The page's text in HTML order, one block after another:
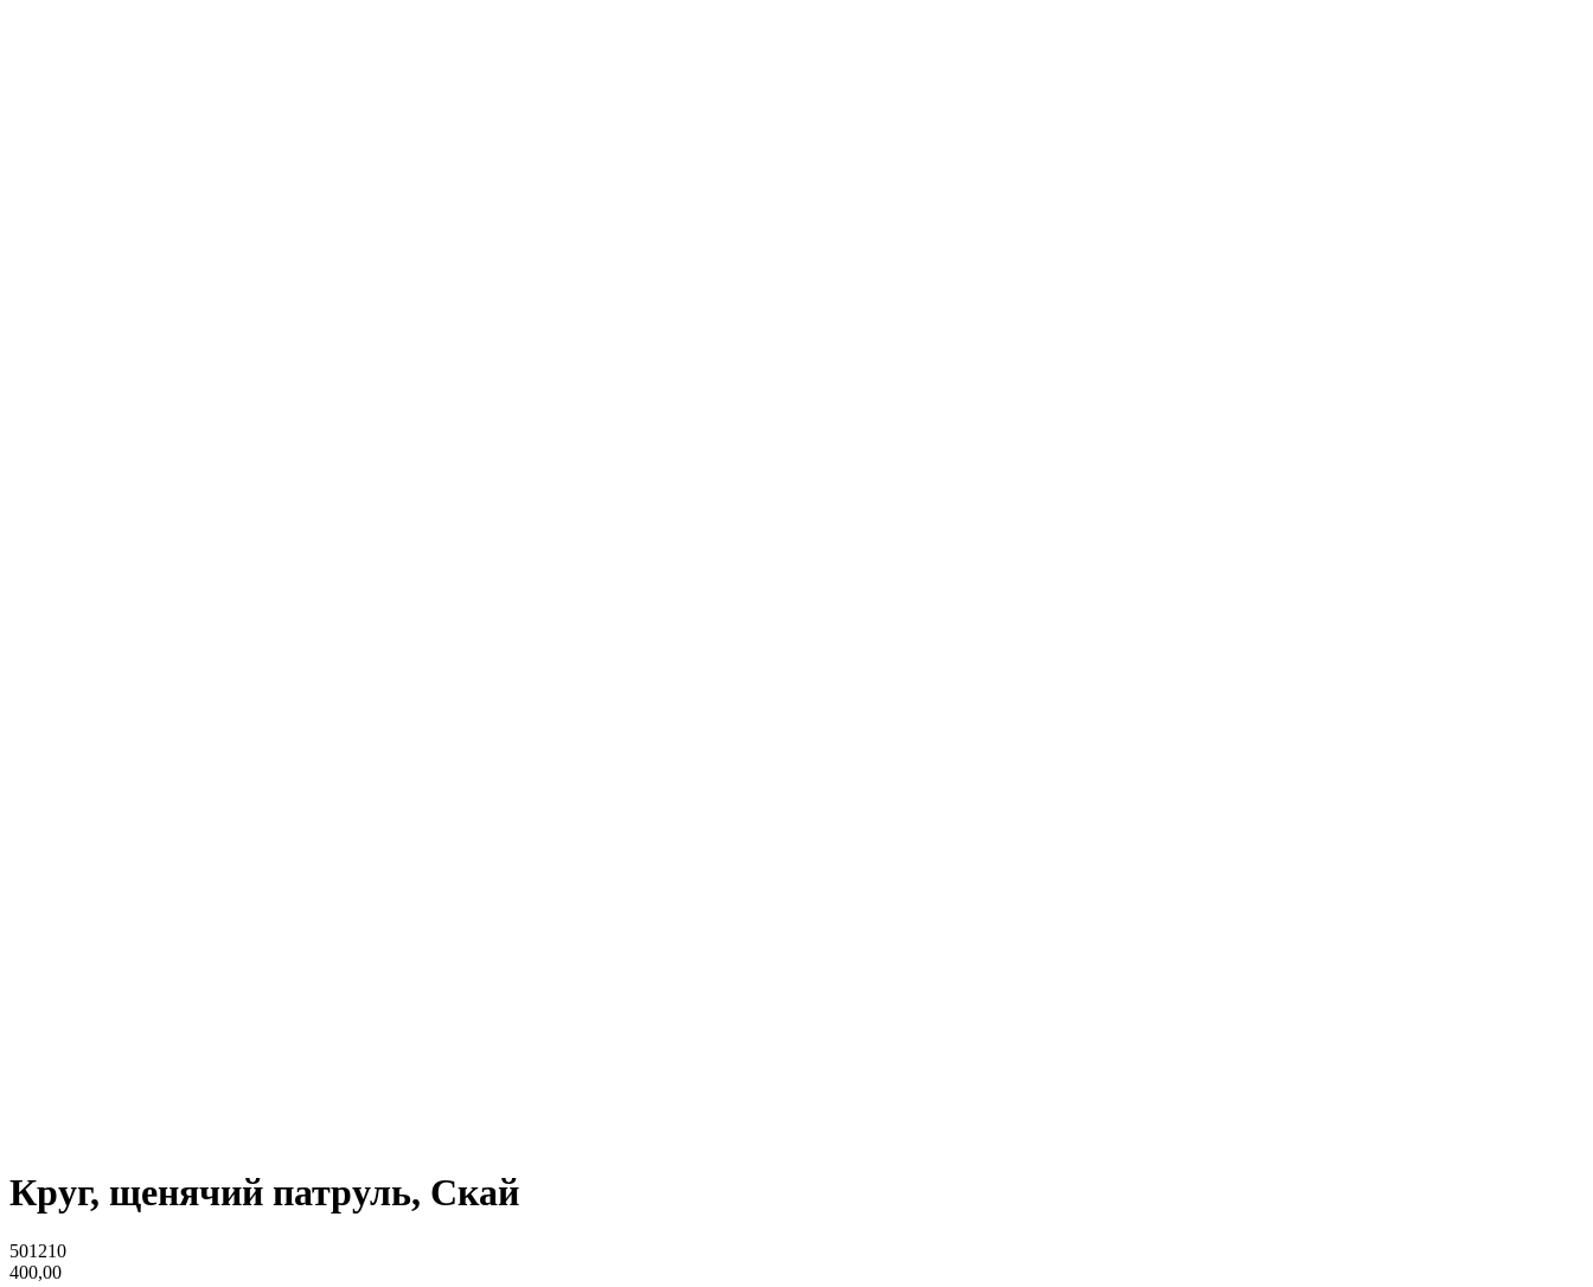
Круг, щенячий патруль, Скай
501210
400,00